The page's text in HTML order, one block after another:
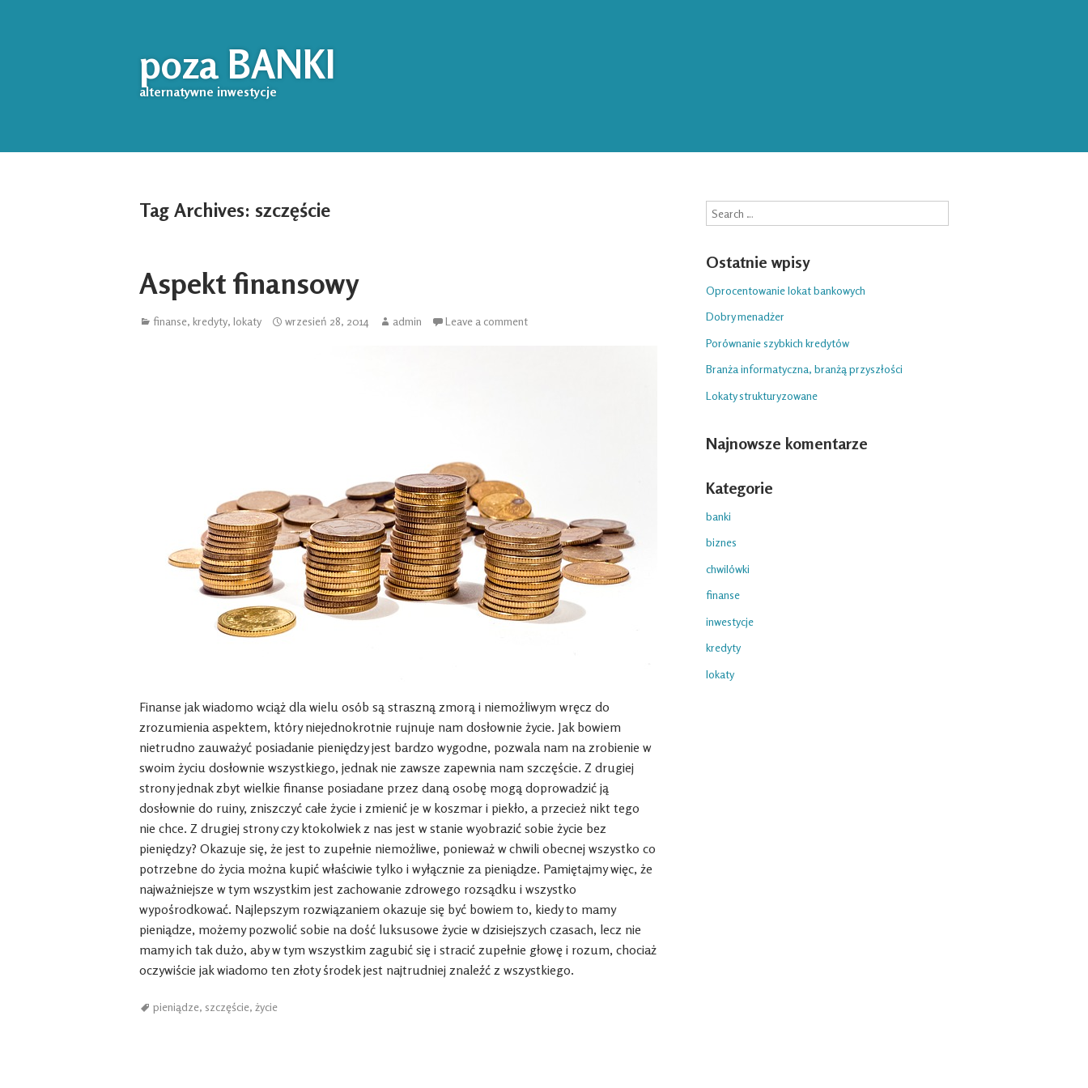
poza BANKI
alternatywne inwestycje
Tag Archives: szczęście
Aspekt finansowy
finanse, kredyty, lokaty wrzesień 28, 2014 admin Leave a comment
Finanse jak wiadomo wciąż dla wielu osób są straszną zmorą i niemożliwym wręcz do
zrozumienia aspektem, który niejednokrotnie rujnuje nam dosłownie życie. Jak bowiem
nietrudno zauważyć posiadanie pieniędzy jest bardzo wygodne, pozwala nam na zrobienie w
swoim życiu dosłownie wszystkiego, jednak nie zawsze zapewnia nam szczęście. Z drugiej
strony jednak zbyt wielkie finanse posiadane przez daną osobę mogą doprowadzić ją
dosłownie do ruiny, zniszczyć całe życie i zmienić je w koszmar i piekło, a przecież nikt tego
nie chce. Z drugiej strony czy ktokolwiek z nas jest w stanie wyobrazić sobie życie bez
pieniędzy? Okazuje się, że jest to zupełnie niemożliwe, ponieważ w chwili obecnej wszystko co
potrzebne do życia można kupić właściwie tylko i wyłącznie za pieniądze. Pamiętajmy więc, że
najważniejsze w tym wszystkim jest zachowanie zdrowego rozsądku i wszystko
wypośrodkować. Najlepszym rozwiązaniem okazuje się być bowiem to, kiedy to mamy
pieniądze, możemy pozwolić sobie na dość luksusowe życie w dzisiejszych czasach, lecz nie
mamy ich tak dużo, aby w tym wszystkim zagubić się i stracić zupełnie głowę i rozum, chociaż
oczywiście jak wiadomo ten złoty środek jest najtrudniej znaleźć z wszystkiego.
pieniądze, szczęście, życie
Search
Ostatnie wpisy
Oprocentowanie lokat bankowych
Dobry menadżer
Porównanie szybkich kredytów
Branża informatyczna, branżą przyszłości
Lokaty strukturyzowane
Najnowsze komentarze
Kategorie
banki
biznes
chwilówki
finanse
inwestycje
kredyty
lokaty